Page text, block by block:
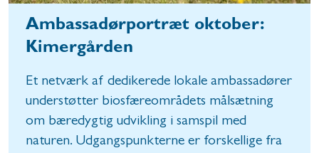
Ambassadørportræt oktober:
Kimergården
Et netværk af dedikerede lokale ambassadører
understøtter biosfæreområdets målsætning
om bæredygtig udvikling i samspil med
naturen. Udgangspunkterne er forskellige fra